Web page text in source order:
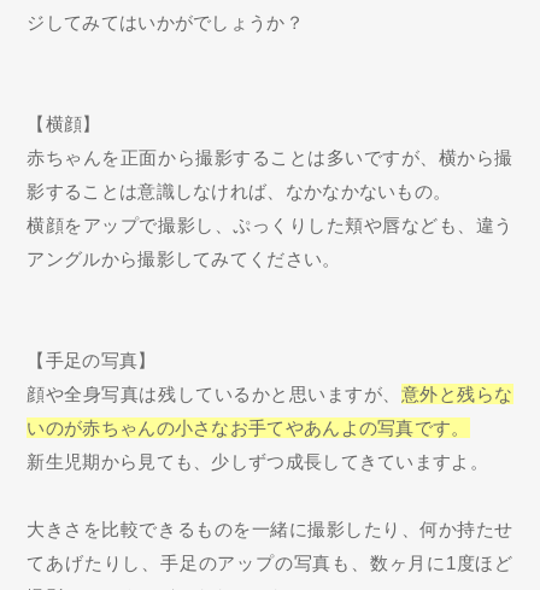
ジしてみてはいかがでしょうか？
【横顔】
赤ちゃんを正面から撮影することは多いですが、横から撮
影することは意識しなければ、なかなかないもの。
横顔をアップで撮影し、ぷっくりした頬や唇なども、違う
アングルから撮影してみてください。
【手足の写真】
顔や全身写真は残しているかと思いますが、 意外と残らな
いのが赤ちゃんの小さなお手てやあんよの写真です。
新生児期から見ても、少しずつ成長してきていますよ。
大きさを比較できるものを一緒に撮影したり、何か持たせ
てあげたりし、手足のアップの写真も、数ヶ月に1度ほど